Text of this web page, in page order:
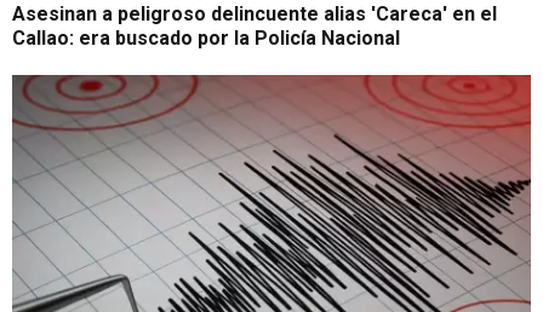
Asesinan a peligroso delincuente alias 'Careca' en el
Callao: era buscado por la Policía Nacional